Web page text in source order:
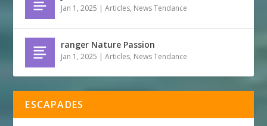
Jan 1, 2025 |Articles, News Tendance
ranger Nature Passion
Jan 1, 2025 |Articles, News Tendance
ESCAPADES